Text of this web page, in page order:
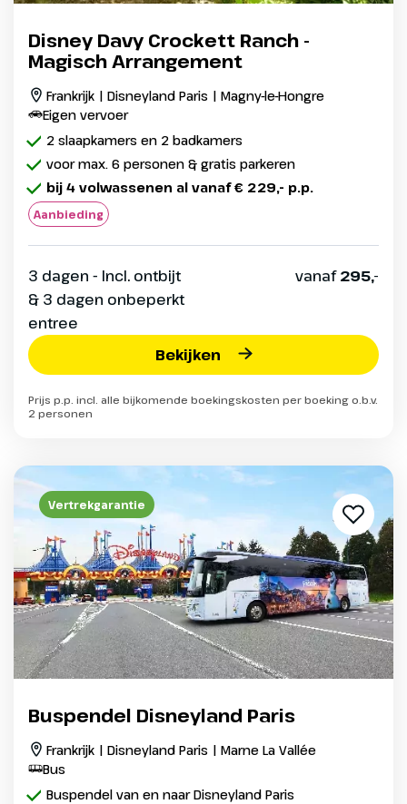
Disney Davy Crockett Ranch -
Magisch Arrangement
Frankrijk | Disneyland Paris | Magny-le-Hongre
Eigen vervoer
2 slaapkamers en 2 badkamers
voor max. 6 personen & gratis parkeren
bij 4 volwassenen al vanaf € 229,- p.p.
Aanbieding
3 dagen - Incl. ontbijt
& 3 dagen onbeperkt
entree
vanaf295,-
Bekijken
Prijs p.p. incl. alle bijkomende boekingskosten per boeking o.b.v.
2 personen
Vertrekgarantie
Buspendel Disneyland Paris
Frankrijk | Disneyland Paris | Marne La Vallée
Bus
Buspendel van en naar Disneyland Paris